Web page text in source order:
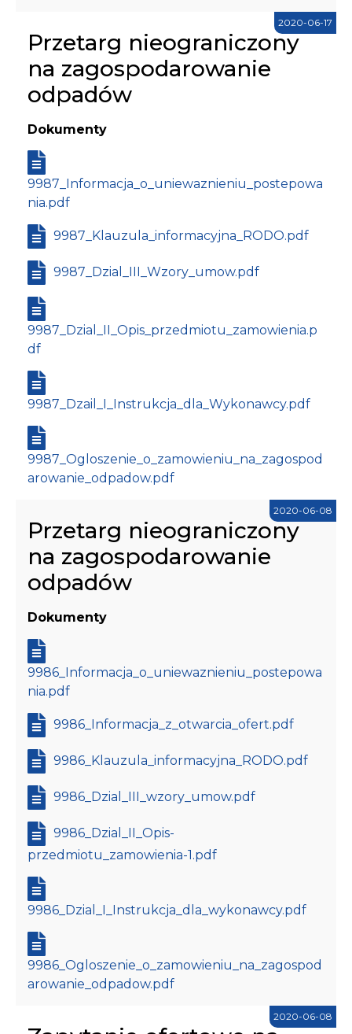
Przetarg nieograniczony
na zagospodarowanie
odpadów
2020-06-17
Dokumenty
9987_Informacja_o_uniewaznieniu_postepowa
nia.pdf
9987_Klauzula_informacyjna_RODO.pdf
9987_Dzial_III_Wzory_umow.pdf
9987_Dzial_II_Opis_przedmiotu_zamowienia.p
df
9987_Dzail_I_Instrukcja_dla_Wykonawcy.pdf
9987_Ogloszenie_o_zamowieniu_na_zagospod
arowanie_odpadow.pdf
Przetarg nieograniczony
na zagospodarowanie
odpadów
2020-06-08
Dokumenty
9986_Informacja_o_uniewaznieniu_postepowa
nia.pdf
9986_Informacja_z_otwarcia_ofert.pdf
9986_Klauzula_informacyjna_RODO.pdf
9986_Dzial_III_wzory_umow.pdf
9986_Dzial_II_Opis-
przedmiotu_zamowienia-1.pdf
9986_Dzial_I_Instrukcja_dla_wykonawcy.pdf
9986_Ogloszenie_o_zamowieniu_na_zagospod
arowanie_odpadow.pdf
2020-06-08